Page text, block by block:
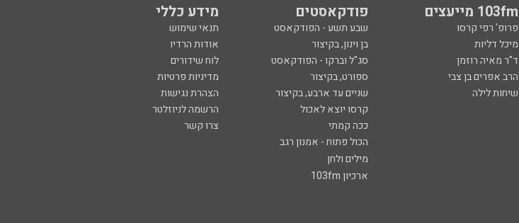
103fm מייעצים פודקאסטים מידע כללי
פרופ' רפי קרסו שבע תשע - הפודקאסט
תנאי שימוש
מיכל דליות בן וינון, בקיצור
אודות הרדיו
ד"ר מאיה רוזמן סג"ל וברקו - הפודקאסט
לוח שידורים
הרב אפרים בן צבי ספורט, בקיצור
מדיניות פרטיות
שיחות לילה שניים עד ארבע, בקיצור
הצהרת נגישות
קרסו יוצא לאכול
הרשמה לניוזלטר
ככה קמתי
צרו קשר
הכול פתוח - אמנון רגב
מילים ולחן
ארכיון 103fm